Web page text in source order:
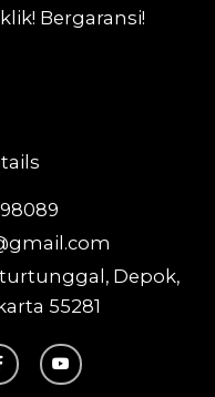
Depok,
55281
Y
o
u
Bergaransi!